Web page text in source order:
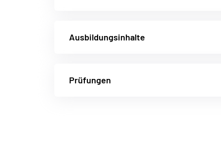
Ausbildungsinhalte
Prüfungen